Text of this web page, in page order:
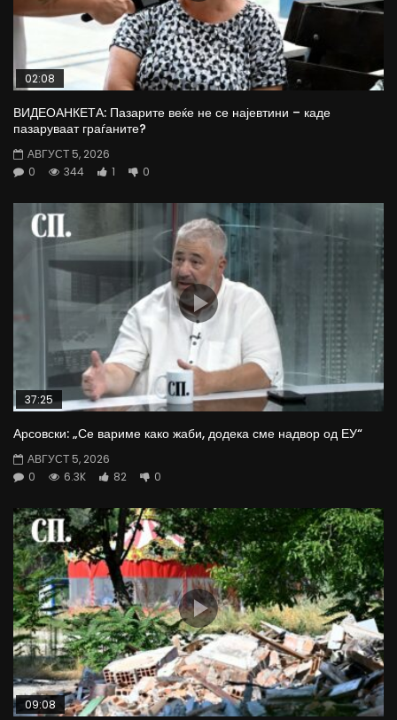
02:08
ВИДЕОАНКЕТА: Пазарите веќе не се најевтини – каде
пазаруваат граѓаните?
АВГУСТ 5, 2026
0
344 1 0
37:25
Арсовски: „Се вариме како жаби, додека сме надвор од ЕУ“
АВГУСТ 5, 2026
0
6.3K 82 0
09:08